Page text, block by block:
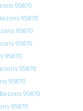
95870
95870
95870
95870
95870
95870
95870
95870
95870